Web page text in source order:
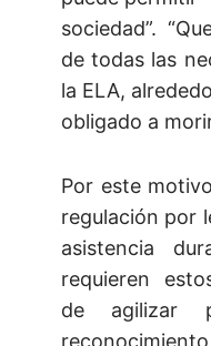
sociedad”.
de todas las
la ELA,
obligado a
Por este
regulación por
asistencia
requieren
de agilizar